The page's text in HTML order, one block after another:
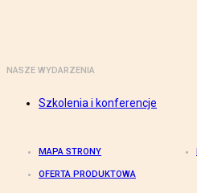
NASZE WYDARZENIA
Szkolenia i konferencje
MAPA STRONY
OFERTA PRODUKTOWA